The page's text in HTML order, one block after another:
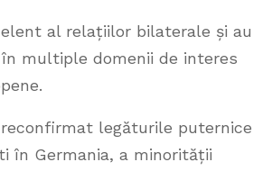
al relațiilor bilaterale și au
multiple domenii de interes
legăturile puternice
în Germania, a minorității